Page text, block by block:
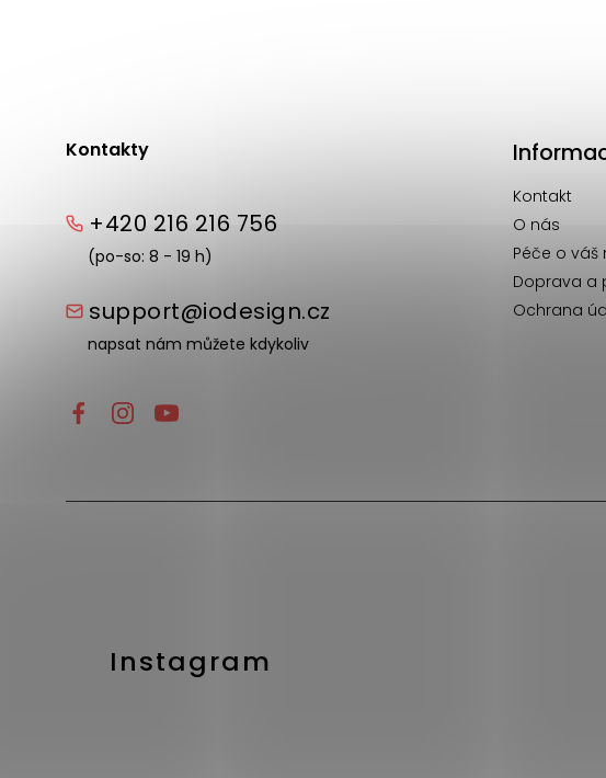
Kontakty
+420 216 216 756
(po-so: 8 - 19 h)
support@iodesign.cz
napsat nám můžete kdykoliv
Kontakt
O nás
Péče o váš
Doprava a
Ochrana
Instagram